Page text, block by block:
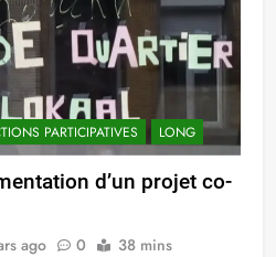
PARTICIPATIVES LONG
d’un projet co-
ago 0 38 mins